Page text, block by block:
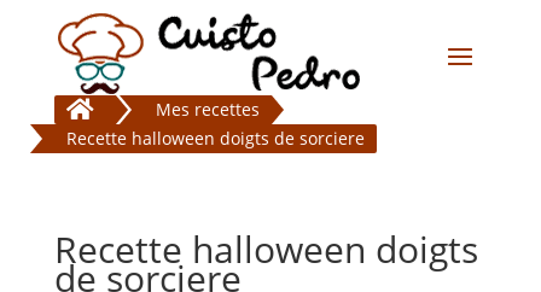

Mes recettes
Recette halloween doigts de sorciere
Recette halloween doigts
de sorciere